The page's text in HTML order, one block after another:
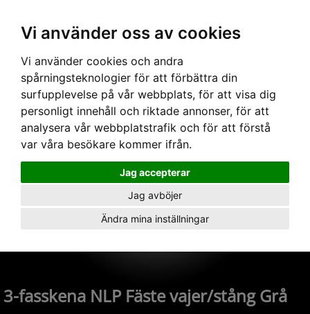
Vi använder oss av cookies
Vi använder cookies och andra
spårningsteknologier för att förbättra din
surfupplevelse på vår webbplats, för att visa dig
personligt innehåll och riktade annonser, för att
analysera vår webbplatstrafik och för att förstå
var våra besökare kommer ifrån.
Jag accepterar
Jag avböjer
Ändra mina inställningar
› Skenor › 3-fas 240V› 3-fasskena NLP Fäste vajer/stång Grå
3-fasskena NLP Fäste vajer/stång Grå